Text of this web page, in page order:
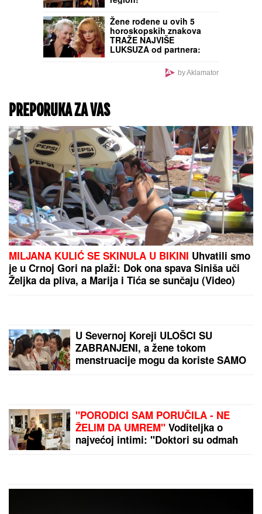
PRETUKAO MAJKU NA
SMRT, PA POKUŠAO
SAMOUBISTVO:Prvi
snimci sa mesta zločina
na Novom Beogradu
(VIDEO)
MAGNETIC BEND DONOSI
Žene rođene u ovih 5
horoskopskih znakova
TRAŽE NAJVIŠE
LUKSUZA od partnera: